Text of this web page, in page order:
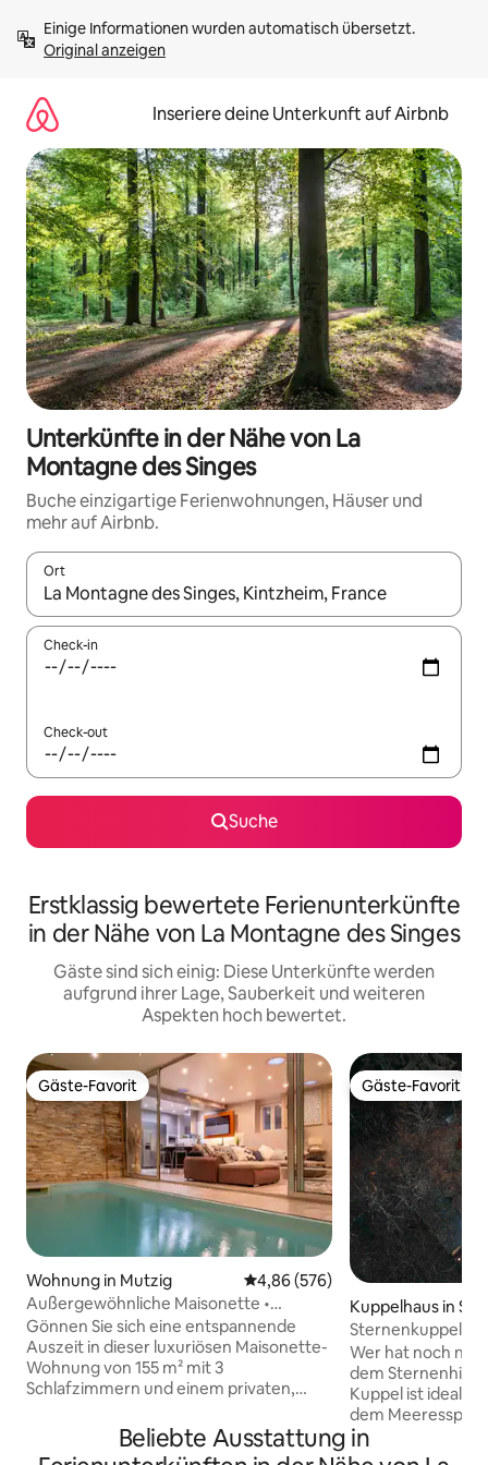
Inhalten
springenOriginal anzeigen
Inseriere deine Unterkunft auf Airbnb
Unterkünfte in der Nähe von La
Montagne des Singes
Buche einzigartige Ferienwohnungen, Häuser und
mehr auf Airbnb.
Ort
Wenn Ergebnisse verfügbar sind, navigiere mit den
Check-in
Check-out
Suche
Erstklassig bewertete Ferienunterkünfte
in der Nähe von La Montagne des Singes
Gäste sind sich einig: Diese Unterkünfte werden
aufgrund ihrer Lage, Sauberkeit und weiteren
Aspekten hoch bewertet.
Gäste-Favorit
Gäste-Favorit
Wohnung in Mutzig Durchschnittliche Bewertung:
4,86 (576)
Außergewöhnliche Maisonette •
Privater Innenpool
Gönnen Sie sich eine entspannende
Auszeit in dieser luxuriösen Maisonette-
Wohnung von 155 m² mit 3
Schlafzimmern und einem privaten,
Colmar gelegen, am Fuße der Vogesen
Gäste-Favorit
Gäste-Favorit
Kuppelhaus in
Sternenkuppel im
Natur in
Wer hat noch nie
dem
Kuppel ist ideal
dem
Vogesenwaldes,
Nachbarn, für
Beliebte Ausstattung in